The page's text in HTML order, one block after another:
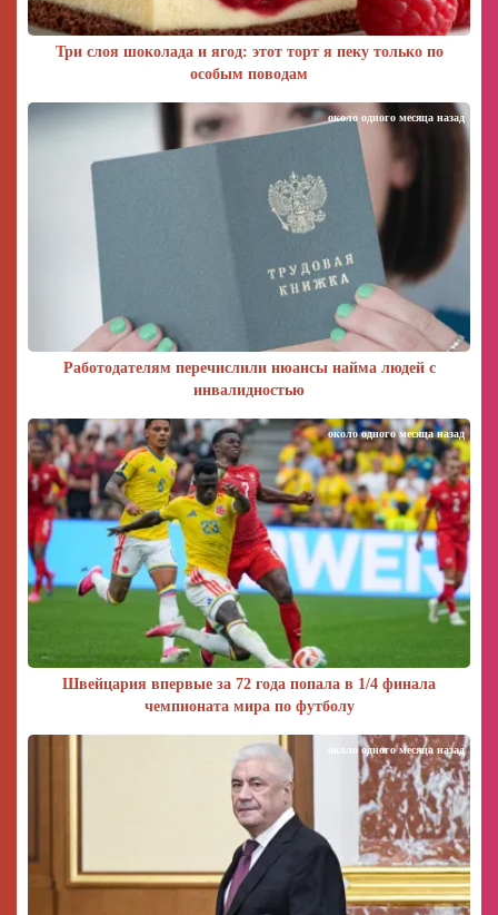
Три слоя шоколада и ягод: этот торт я пеку только по
особым поводам
Работодателям перечислили нюансы найма людей с
инвалидностью
около одного месяца назад
Швейцария впервые за 72 года попала в 1/4 финала
чемпионата мира по футболу
около одного месяца назад
около одного месяца назад